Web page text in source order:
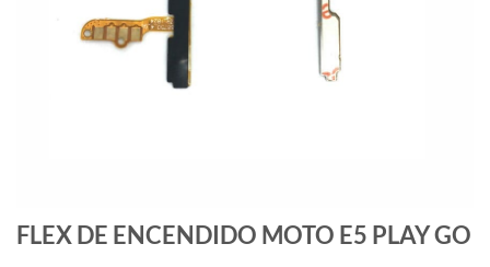
FLEX DE ENCENDIDO MOTO E5 PLAY GO